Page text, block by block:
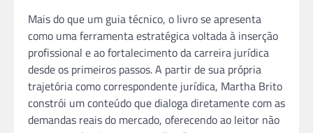
Mais do que um guia técnico, o livro se apresenta
como uma ferramenta estratégica voltada à inserção
profissional e ao fortalecimento da carreira jurídica
desde os primeiros passos. A partir de sua própria
trajetória como correspondente jurídica, Martha Brito
constrói um conteúdo que dialoga diretamente com as
demandas reais do mercado, oferecendo ao leitor não